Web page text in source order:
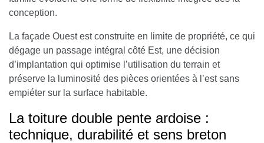
conception.
La façade Ouest est construite en limite de propriété, ce qui
dégage un passage intégral côté Est, une décision
d’implantation qui optimise l’utilisation du terrain et
préserve la luminosité des pièces orientées à l’est sans
empiéter sur la surface habitable.
La toiture double pente ardoise :
technique, durabilité et sens breton